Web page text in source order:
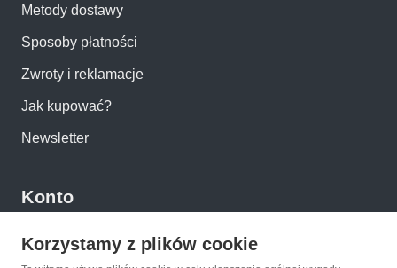
Metody dostawy
Sposoby płatności
Zwroty i reklamacje
Jak kupować?
Newsletter
Konto
Moje konto
Korzystamy z plików cookie